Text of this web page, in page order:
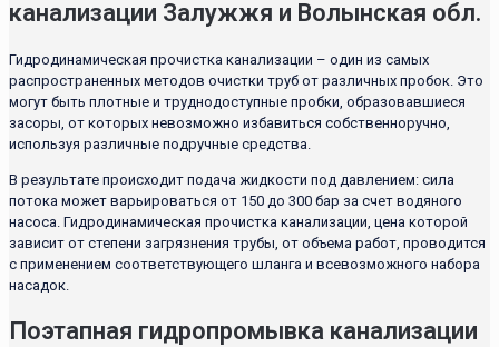
канализации Залужжя и Волынская обл.
Гидродинамическая прочистка канализации – один из самых
распространенных методов очистки труб от различных пробок. Это
могут быть плотные и труднодоступные пробки, образовавшиеся
засоры, от которых невозможно избавиться собственноручно,
используя различные подручные средства.
В результате происходит подача жидкости под давлением: сила
потока может варьироваться от 150 до 300 бар за счет водяного
насоса. Гидродинамическая прочистка канализации, цена которой
зависит от степени загрязнения трубы, от объема работ, проводится
с применением соответствующего шланга и всевозможного набора
насадок.
Поэтапная гидропромывка канализации